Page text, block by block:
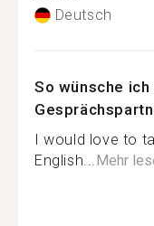
Deutsch
So wünsche
I would love to
English...Mehr